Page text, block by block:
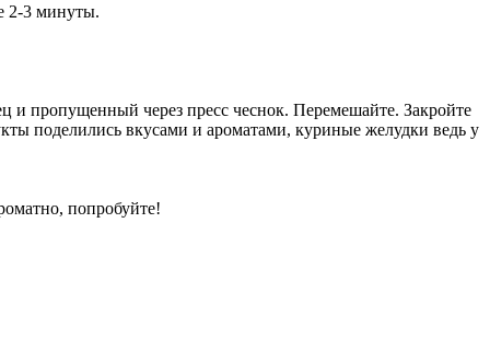
2-3 минуты.
и пропущенный через пресс чеснок. Перемешайте. Закройте
поделились вкусами и ароматами, куриные желудки ведь у
попробуйте!